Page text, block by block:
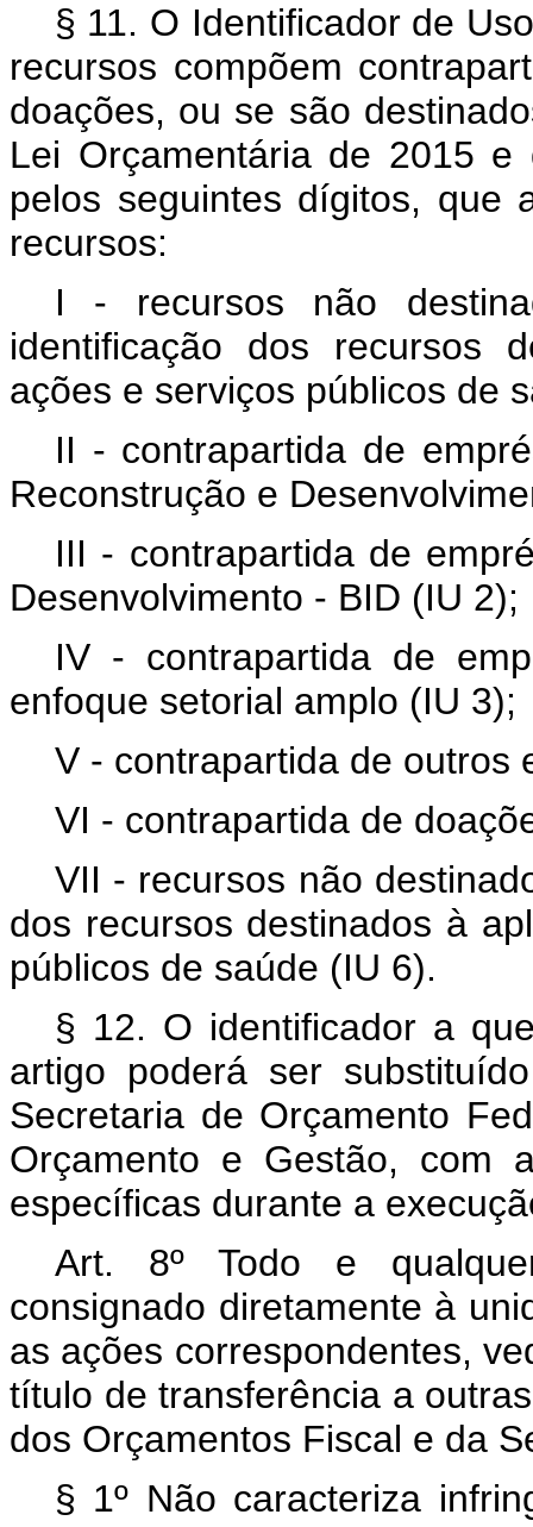
§ 11. O Identificador de
recursos compõem
doações, ou se são
Lei Orçamentária de 2015
pelos seguintes dígitos, que
recursos:
I - recursos não
identificação dos recursos
ações e serviços públicos de
II - contrapartida de
Reconstrução e
III - contrapartida de
Desenvolvimento - BID (IU 2);
IV - contrapartida de
enfoque setorial amplo (IU 3);
V - contrapartida de outros
VI - contrapartida de
VII - recursos não
dos recursos destinados à
públicos de saúde (IU 6).
§ 12. O identificador a
artigo poderá ser
Secretaria de Orçamento
Orçamento e Gestão, com
específicas durante a
Art. 8º Todo e
consignado diretamente à
as ações correspondentes,
título de transferência a
dos Orçamentos Fiscal e da
§ 1º Não caracteriza